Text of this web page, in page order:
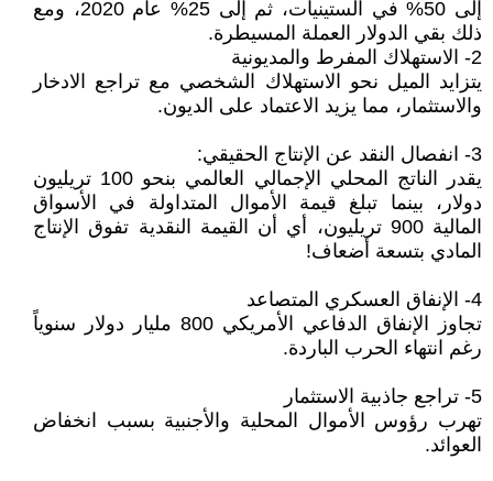
إلى 50% في الستينيات، ثم إلى 25% عام 2020، ومع
ذلك بقي الدولار العملة المسيطرة.
2- الاستهلاك المفرط والمديونية
يتزايد الميل نحو الاستهلاك الشخصي مع تراجع الادخار
والاستثمار، مما يزيد الاعتماد على الديون.
3- انفصال النقد عن الإنتاج الحقيقي:
يقدر الناتج المحلي الإجمالي العالمي بنحو 100 تريليون
دولار، بينما تبلغ قيمة الأموال المتداولة في الأسواق
المالية 900 تريليون، أي أن القيمة النقدية تفوق الإنتاج
المادي بتسعة أضعاف!
4- الإنفاق العسكري المتصاعد
تجاوز الإنفاق الدفاعي الأمريكي 800 مليار دولار سنوياً
رغم انتهاء الحرب الباردة.
5- تراجع جاذبية الاستثمار
تهرب رؤوس الأموال المحلية والأجنبية بسبب انخفاض
العوائد.